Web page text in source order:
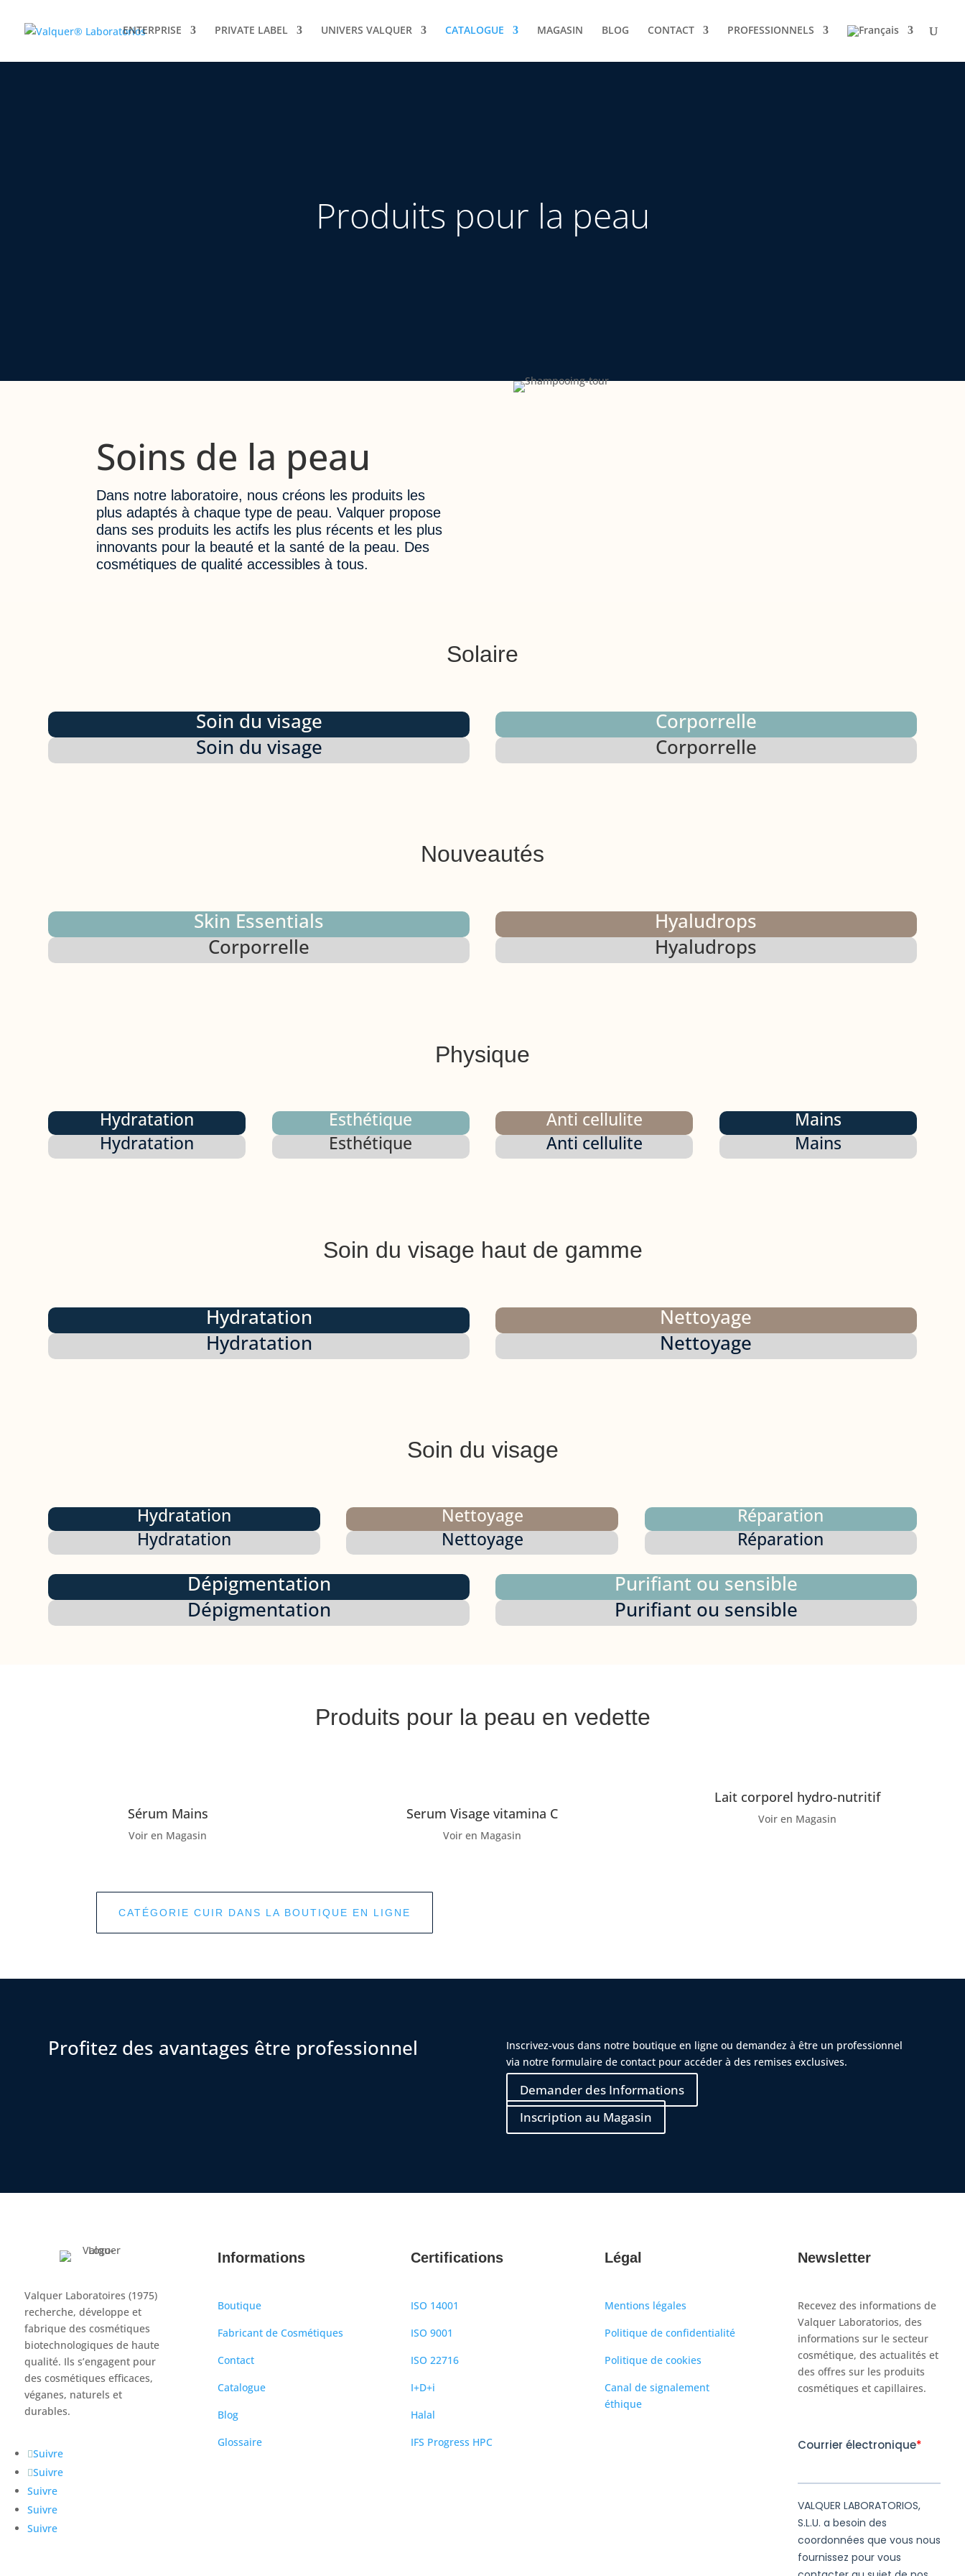
ENTERPRISE PRIVATE LABEL UNIVERS VALQUER CATALOGUE MAGASIN BLOG CONTACT PROFESSIONNELS
Produits pour la peau
Soins de la peau
Dans notre laboratoire, nous créons les produits les
plus adaptés à chaque type de peau. Valquer propose
dans ses produits les actifs les plus récents et les plus
innovants pour la beauté et la santé de la peau. Des
cosmétiques de qualité accessibles à tous.
Solaire
Soin du visage
Soin du visage
Corporrelle
Corporrelle
Nouveautés
Skin Essentials
Corporrelle
Hyaludrops
Hyaludrops
Physique
Hydratation
Hydratation
Esthétique
Esthétique
Anti cellulite
Anti cellulite
Mains
Mains
Soin du visage haut de gamme
Hydratation
Hydratation
Nettoyage
Nettoyage
Soin du visage
Hydratation
Hydratation
Nettoyage
Nettoyage
Réparation
Réparation
Dépigmentation
Dépigmentation
Purifiant ou sensible
Purifiant ou sensible
Produits pour la peau en vedette
Sérum Mains
Voir en Magasin
Serum Visage vitamina C
Voir en Magasin
Lait corporel hydro-nutritif
Voir en Magasin
CATÉGORIE CUIR DANS LA BOUTIQUE EN LIGNE
Profitez des avantages être professionnel
Inscrivez-vous dans notre boutique en ligne ou demandez à être un professionnel
via notre formulaire de contact pour accéder à des remises exclusives.
Demander des Informations
Inscription au Magasin
Valquer Laboratoires (1975)
recherche, développe et
fabrique des cosmétiques
biotechnologiques de haute
qualité. Ils s’engagent pour
des cosmétiques efficaces,
véganes, naturels et
durables.
Suivre
Suivre
Suivre
Suivre
Suivre
Informations
Boutique
Fabricant de Cosmétiques
Contact
Catalogue
Blog
Glossaire
Certifications
ISO 14001
ISO 9001
ISO 22716
I+D+i
Halal
IFS Progress HPC
Légal
Mentions légales
Politique de confidentialité
Politique de cookies
Canal de signalement
éthique
Newsletter
Recevez des informations de
Valquer Laboratorios, des
informations sur le secteur
cosmétique, des actualités et
des offres sur les produits
cosmétiques et capillaires.